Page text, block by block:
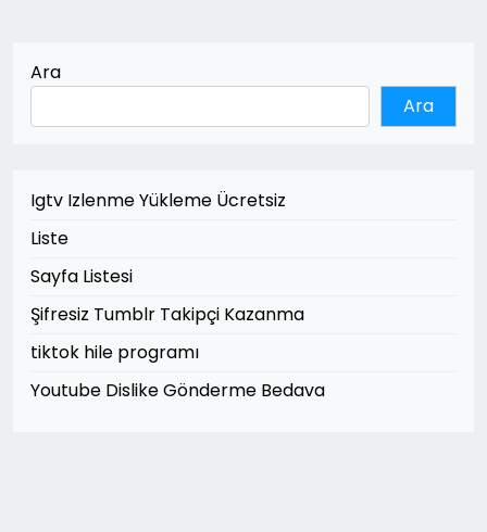
Ara
Ara
Igtv Izlenme Yükleme Ücretsiz
Liste
Sayfa Listesi
Şifresiz Tumblr Takipçi Kazanma
tiktok hile programı
Youtube Dislike Gönderme Bedava